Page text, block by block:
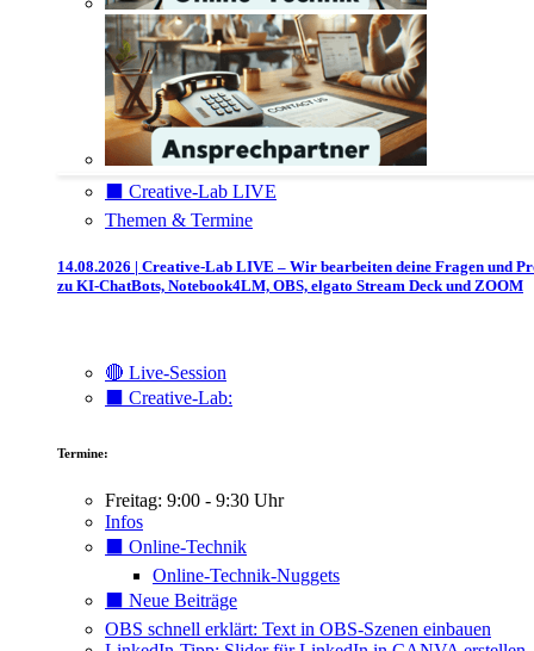
⬛️ Creative-Lab LIVE
Themen & Termine
14.08.2026 | Creative-Lab LIVE – Wir bearbeiten deine Fragen und
zu KI-ChatBots, Notebook4LM, OBS, elgato Stream Deck und ZOOM
🔴 Live-Session
⬛️ Creative-Lab:
Termine:
Freitag: 9:00 - 9:30 Uhr
Infos
⬛️ Online-Technik
Online-Technik-Nuggets
⬛️ Neue Beiträge
OBS schnell erklärt: Text in OBS-Szenen einbauen